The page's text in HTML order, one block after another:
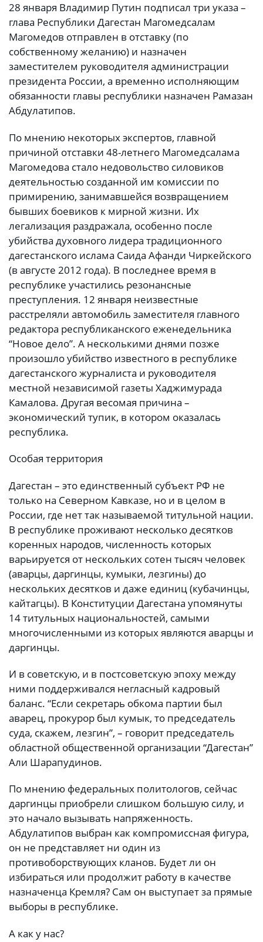
28 января Владимир Путин подписал три указа –
глава Рес­публики Дагестан Магомедсалам
Магомедов отправлен в отставку (по
собственному желанию) и назначен
заместителем руководителя администрации
президента России, а временно исполняющим
обязанности главы республики назначен Рамазан
Абдулатипов.
По мнению некоторых экспертов, главной
причиной отставки 48-летнего Магомедсалама
Магомедова стало недовольство силовиков
деятельностью созданной им комиссии по
примирению, занимавшейся возвращением
бывших боевиков к мирной жизни. Их
легализация раздражала, особенно после
убийства духовного лидера традиционного
дагестанского ислама Саида Афанди Чиркейского
(в августе 2012 года). В последнее время в
республике участились резонансные
преступления. 12 января неизвестные
расстреляли автомобиль заместителя главного
редактора республиканского еженедельника
“Новое дело”. А несколькими днями позже
произошло убийство известного в республике
дагестанского журналиста и руководителя
местной независимой газеты Хаджимурада
Камалова. Другая весомая причина –
экономический тупик, в котором оказалась
республика.
Особая территория
Дагестан – это единственный субъект РФ не
только на Северном Кавказе, но и в целом в
России, где нет так называемой титульной нации.
В республике проживают несколько десятков
коренных народов, численность которых
варьируется от нескольких сотен тысяч человек
(аварцы, даргинцы, кумыки, лезгины) до
нескольких десятков и даже единиц (кубачинцы,
кайтагцы). В Конституции Дагестана упомянуты
14 титульных национальностей, самыми
многочисленными из которых являются аварцы и
даргинцы.
И в советскую, и в постсоветскую эпоху между
ними поддерживался негласный кадровый
баланс. “Если секретарь обкома партии был
аварец, прокурор был кумык, то председатель
суда, скажем, лезгин”, – говорит председатель
областной общественной организации “Дагестан”
Али Шарапудинов.
По мнению федеральных политологов, сейчас
даргинцы приобрели слишком большую силу, и
это начало вызывать напряженность.
Абдулатипов выбран как компромиссная фигура,
он не представляет ни один из
противоборствующих кланов. Будет ли он
избираться или продолжит работу в качестве
назначенца Кремля? Сам он выступает за прямые
выборы в республике.
А как у нас?